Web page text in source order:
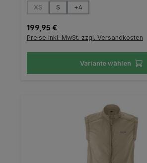
Größe auswählen
XS
(Diese Option ist zurzeit nicht verfügbar.)
S +4
Regulärer Preis:
199,95 €
Preise inkl. MwSt. zzgl. Versandkosten
Variante wählen